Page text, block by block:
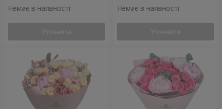
Немає в наявності
Уточнити
Немає в наявності
Уточнити